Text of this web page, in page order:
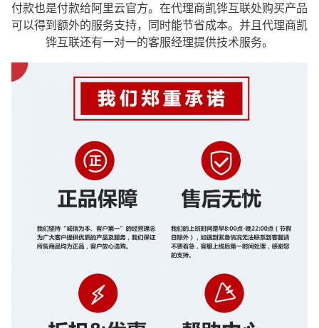
付款也是付款给阿里云官方。在代理商凯铧互联处购买产品
可以得到额外的服务支持，同时能节省成本。并且代理商凯
铧互联还有一对一的客服经理提供技术服务。